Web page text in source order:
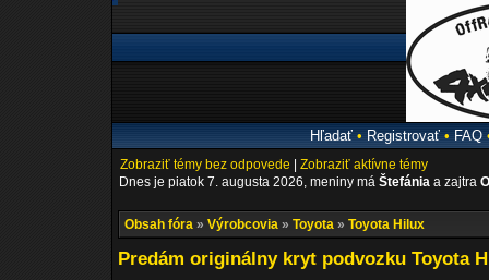
Hľadať• Registrovať• FAQ
Zobraziť témy bez odpovede
Zobraziť aktívne témy
Dnes je piatok 7. augusta 2026, meniny má Štefánia a zajtra
Obsah fóra » Výrobcovia » Toyota » Toyota Hilux
Predám originálny kryt podvozku Toyota